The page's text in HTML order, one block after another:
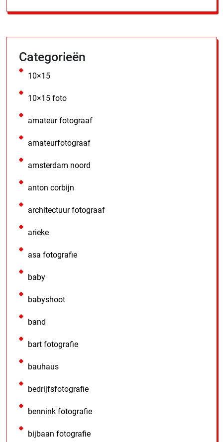
Categorieën
10×15
10×15 foto
amateur fotograaf
amateurfotograaf
amsterdam noord
anton corbijn
architectuur fotograaf
arieke
asa fotografie
baby
babyshoot
band
bart fotografie
bauhaus
bedrijfsfotografie
bennink fotografie
bijbaan fotografie